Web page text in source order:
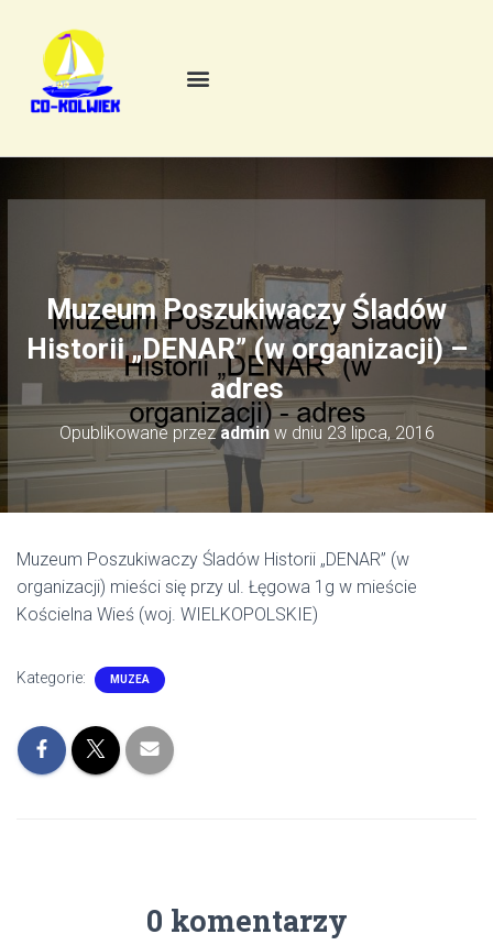
Muzeum Poszukiwaczy Śladów
Historii „DENAR” (w organizacji) –
adres
Opublikowane przezadminw dniu 23 lipca, 2016
Muzeum Poszukiwaczy Śladów Historii „DENAR” (w
organizacji) mieści się przy ul. Łęgowa 1g w mieście
Kościelna Wieś (woj. WIELKOPOLSKIE)
Kategorie: MUZEA
0 komentarzy